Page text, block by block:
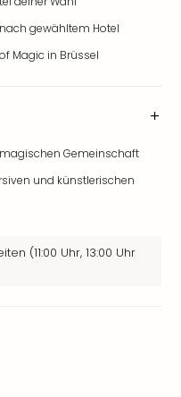
gewähltem Hotel
Magic in Brüssel
Gemeinschaft
und künstlerischen
(11:00 Uhr, 13:00 Uhr